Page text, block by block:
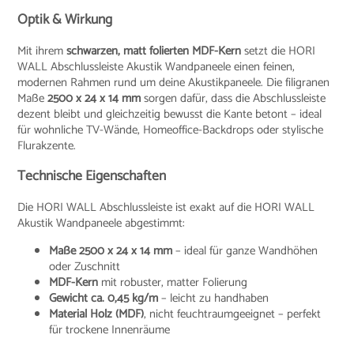
Optik & Wirkung
Mit ihremschwarzen, matt folierten MDF-Kernsetzt die HORI
WALL Abschlussleiste Akustik Wandpaneele einen feinen,
modernen Rahmen rund um deine Akustikpaneele. Die filigranen
Maße2500 x 24 x 14 mmsorgen dafür, dass die Abschlussleiste
dezent bleibt und gleichzeitig bewusst die Kante betont – ideal
für wohnliche TV-Wände, Homeoffice-Backdrops oder stylische
Flurakzente.
Technische Eigenschaften
Die HORI WALL Abschlussleiste ist exakt auf die HORI WALL
Akustik Wandpaneele abgestimmt:
Maße 2500 x 24 x 14 mm– ideal für ganze Wandhöhen
oder Zuschnitt
MDF-Kern mit robuster, matter Folierung
Gewicht ca. 0,45 kg/m– leicht zu handhaben
Material Holz (MDF), nicht feuchtraumgeeignet – perfekt
für trockene Innenräume